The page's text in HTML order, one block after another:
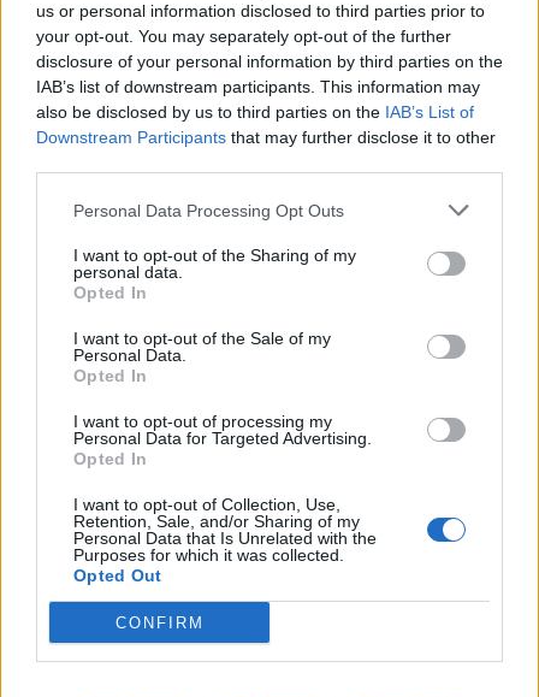
us or personal information disclosed to third parties prior to
your opt-out. You may separately opt-out of the further
disclosure of your personal information by third parties on the
IAB’s list of downstream participants. This information may
also be disclosed by us to third parties on the IAB’s List of
Downstream Participants that may further disclose it to other
Personal Data Processing Opt Outs
I want to opt-out of the Sharing of my
personal data.
Opted In
I want to opt-out of the Sale of my
Personal Data.
Opted In
I want to opt-out of processing my
Personal Data for Targeted Advertising.
Opted In
I want to opt-out of Collection, Use,
Retention, Sale, and/or Sharing of my
Personal Data that Is Unrelated with the
Purposes for which it was collected.
Opted Out
CONFIRM
ΑΡΘΡΑ - ΑΝΑΛΥΣΕΙΣ
Γιάννης Τριήρης: «Κάηκε» η θετική ατζέντα
του Μαξίμου
03/12/2025 - 08:24
ΑΡΘΡΑ - ΑΝΑΛΥΣΕΙΣ
Γιάννης Τριήρης: Το κράτος πλουτίζει, αλλά
κοινωνία και αγορά φυτοζωούν
27/11/2025 - 08:12